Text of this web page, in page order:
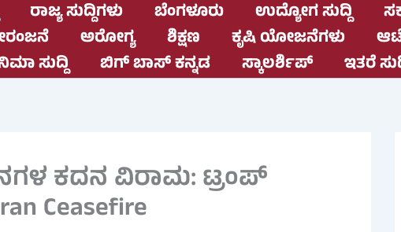
ರಾಜ್ಯ ಸುದ್ದಿಗಳು ಬೆಂಗಳೂರು ಉದ್ಯೋಗ ಸುದ್ದಿ
ಅರೋಗ್ಯ ಶಿಕ್ಷಣ ಕೃಷಿ ಯೋಜನೆಗಳು
ಸುದ್ದಿ ಬಿಗ್ ಬಾಸ್ ಕನ್ನಡ ಸ್ಕಾಲರ್ಶಿಪ್ ಇತರೆ
ಕದನ ವಿರಾಮ: ಟ್ರಂಪ್
Ceasefire